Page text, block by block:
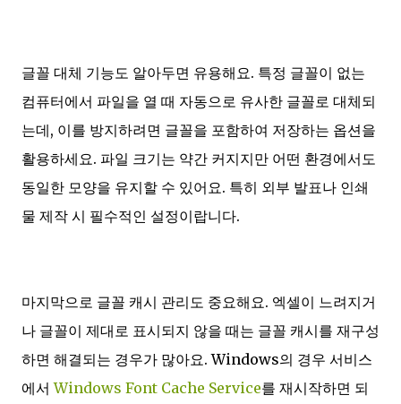
글꼴 대체 기능도 알아두면 유용해요. 특정 글꼴이 없는
컴퓨터에서 파일을 열 때 자동으로 유사한 글꼴로 대체되
는데, 이를 방지하려면 글꼴을 포함하여 저장하는 옵션을
활용하세요. 파일 크기는 약간 커지지만 어떤 환경에서도
동일한 모양을 유지할 수 있어요. 특히 외부 발표나 인쇄
물 제작 시 필수적인 설정이랍니다.
마지막으로 글꼴 캐시 관리도 중요해요. 엑셀이 느려지거
나 글꼴이 제대로 표시되지 않을 때는 글꼴 캐시를 재구성
하면 해결되는 경우가 많아요. Windows의 경우 서비스
에서Windows Font Cache Service를 재시작하면 되